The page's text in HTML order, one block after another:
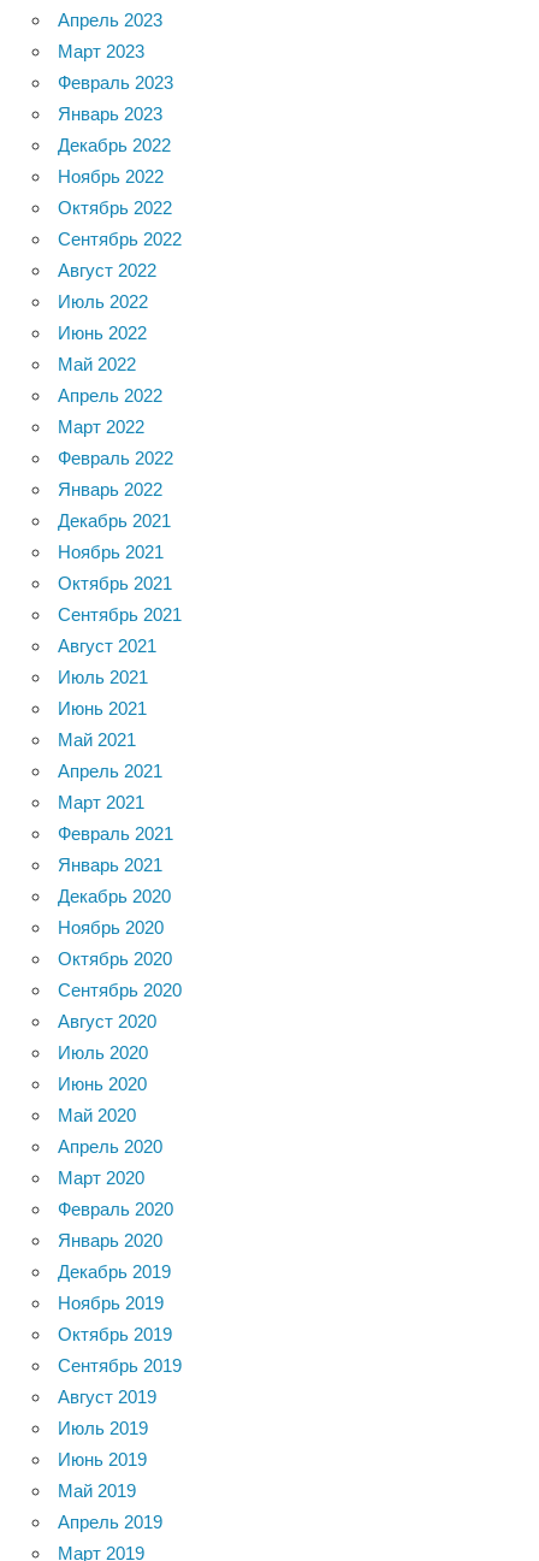
Апрель 2023
Март 2023
Февраль 2023
Январь 2023
Декабрь 2022
Ноябрь 2022
Октябрь 2022
Сентябрь 2022
Август 2022
Июль 2022
Июнь 2022
Май 2022
Апрель 2022
Март 2022
Февраль 2022
Январь 2022
Декабрь 2021
Ноябрь 2021
Октябрь 2021
Сентябрь 2021
Август 2021
Июль 2021
Июнь 2021
Май 2021
Апрель 2021
Март 2021
Февраль 2021
Январь 2021
Декабрь 2020
Ноябрь 2020
Октябрь 2020
Сентябрь 2020
Август 2020
Июль 2020
Июнь 2020
Май 2020
Апрель 2020
Март 2020
Февраль 2020
Январь 2020
Декабрь 2019
Ноябрь 2019
Октябрь 2019
Сентябрь 2019
Август 2019
Июль 2019
Июнь 2019
Май 2019
Апрель 2019
Март 2019